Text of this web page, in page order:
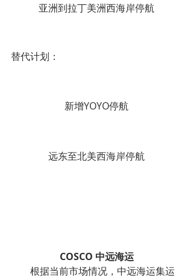
亚洲到拉丁美洲西海岸停航
替代计划：
新增YOYO停航
远东至北美西海岸停航
COSCO 中远海运